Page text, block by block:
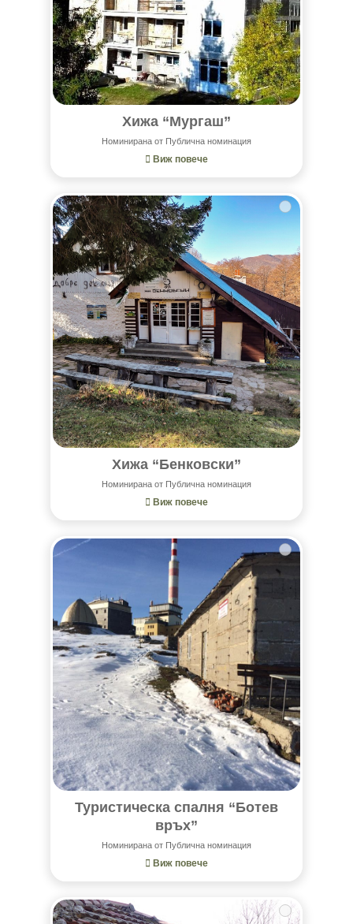
Хижа “Мургаш”
Номинирана от Публична номинация
Виж повече
Хижа “Бенковски”
Номинирана от Публична номинация
Виж повече
Туристическа спалня “Ботев
връх”
Номинирана от Публична номинация
Виж повече